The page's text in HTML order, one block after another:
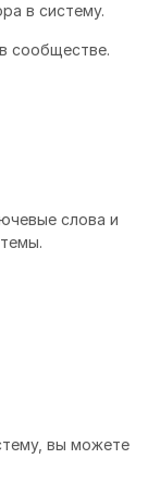
в систему.
сообществе.
слова и
вы можете